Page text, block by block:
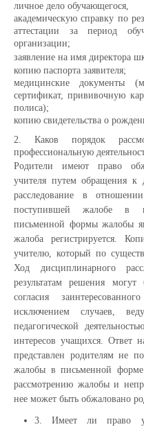
личное дело обучающегося,
академическую справку по
аттестации за период
организации;
заявление на имя директора
копию паспорта заявителя;
медицинские документы
сертификат, прививочную
полиса);
копию свидетельства о
2. Каков порядок
профессиональную
Родители имеют право
учителя путем обращения к
расследование в
поступившей жалобе в
письменной формы жалобы
жалоба регистрируется.
учителю, который по
Ход дисциплинарного
результатам решения
согласия
исключением случаев,
педагогической
интересов учащихся. Ответ
представлен родителям не
жалобы в письменной
рассмотрению жалобы и
нее может быть обжаловано
3. Имеет ли право